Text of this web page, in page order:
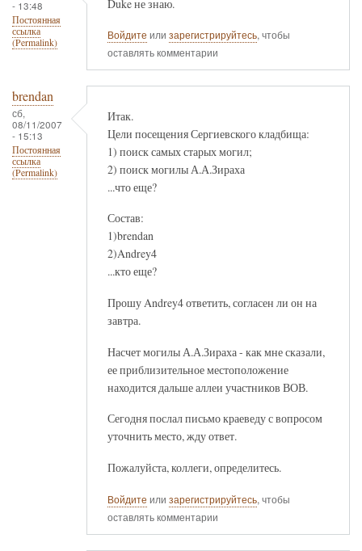
- 13:48
Постоянная
ссылка
(Permalink)
Duke не знаю.
Войдите или зарегистрируйтесь, чтобы
оставлять комментарии
brendan
сб,
08/11/2007
- 15:13
Постоянная
ссылка
(Permalink)
Итак.
Цели посещения Сергиевского кладбища:
1) поиск самых старых могил;
2) поиск могилы А.А.Зираха
...что еще?
Состав:
1)brendan
2)Andrey4
...кто еще?
Прошу Andrey4 ответить, согласен ли он на
завтра.
Насчет могилы А.А.Зираха - как мне сказали,
ее приблизительное местоположение
находится дальше аллеи участников ВОВ.
Сегодня послал письмо краеведу с вопросом
уточнить место, жду ответ.
Пожалуйста, коллеги, определитесь.
Войдите или зарегистрируйтесь, чтобы
оставлять комментарии